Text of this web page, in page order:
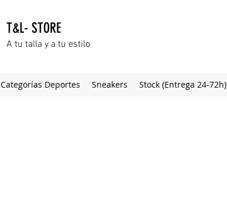
T&L- STORE
A tu talla y a tu estilo
Categorías Deportes Sneakers Stock (Entrega 24-72h)